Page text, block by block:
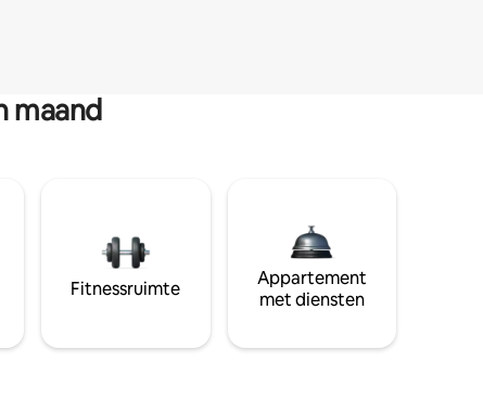
maand
Fitnessruimte
Appartement
met diensten